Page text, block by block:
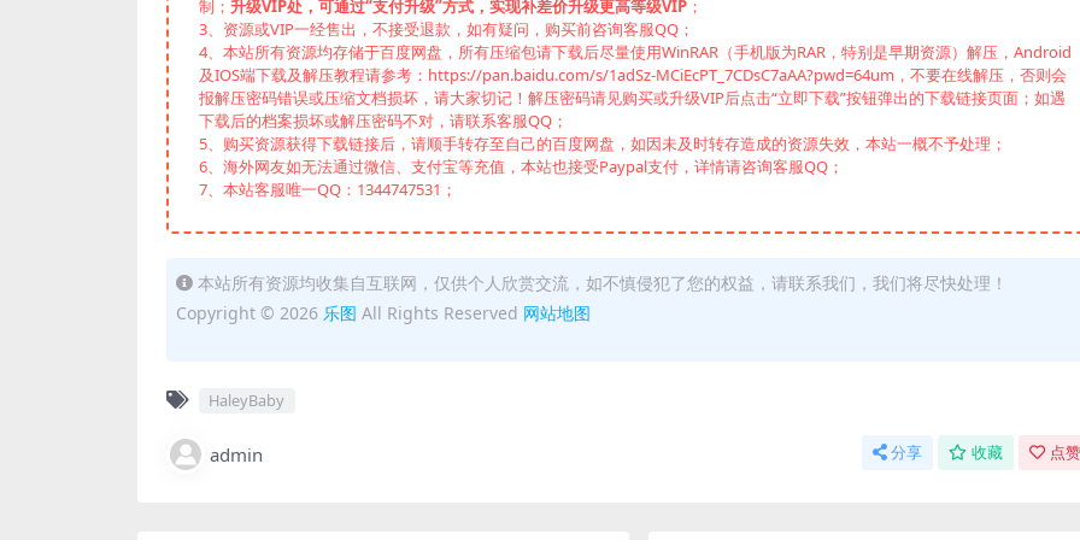
制； 升级VIP处，可通过“支付升级”方式，实现补差价升级更高等级VIP ；
3、资源或VIP一经售出，不接受退款，如有疑问，购买前咨询客服QQ；
4、本站所有资源均存储于百度网盘，所有压缩包请下载后尽量使用WinRAR（手机版为RAR，特别是早期资源）解压，Android
及IOS端下载及解压教程请参考：https://pan.baidu.com/s/1adSz-MCiEcPT_7CDsC7aAA?pwd=64um，不要在线解压，否则会
报解压密码错误或压缩文档损坏，请大家切记！解压密码请见购买或升级VIP后点击“立即下载”按钮弹出的下载链接页面；如遇
下载后的档案损坏或解压密码不对，请联系客服QQ；
5、购买资源获得下载链接后，请顺手转存至自己的百度网盘，如因未及时转存造成的资源失效，本站一概不予处理；
6、海外网友如无法通过微信、支付宝等充值，本站也接受Paypal支付，详情请咨询客服QQ；
7、本站客服唯一QQ：1344747531；
本站所有资源均收集自互联网，仅供个人欣赏交流，如不慎侵犯了您的权益，请联系我们，我们将尽快处理！
Copyright © 2026 乐图 All Rights Reserved 网站地图
HaleyBaby
admin 分享 收藏 点